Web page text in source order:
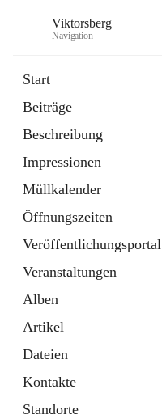
Viktorsberg
Navigation
Start
Beiträge
Beschreibung
Impressionen
Müllkalender
Öffnungszeiten
Veröffentlichungsportal
Veranstaltungen
Alben
Artikel
Dateien
Kontakte
Standorte
1 Schnellzugriff
Bürgerservice
10 Schnellzugriffe